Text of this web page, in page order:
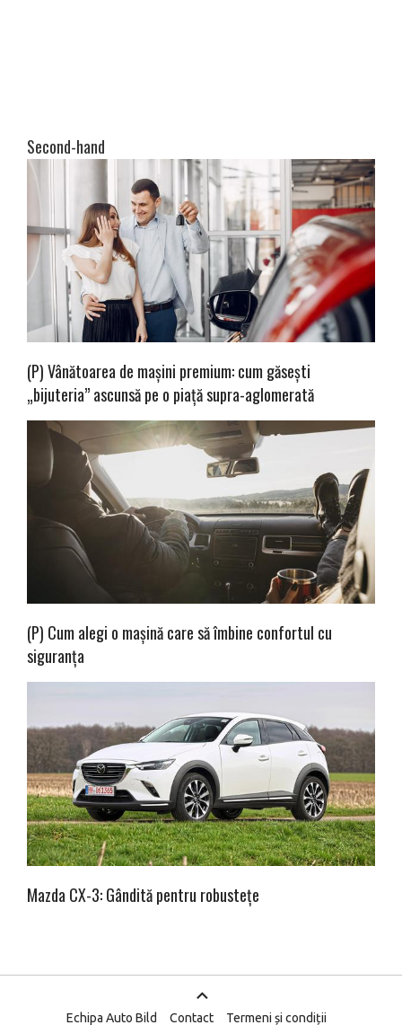
Second-hand
(P) Vânătoarea de mașini premium: cum găsești
„bijuteria” ascunsă pe o piață supra-aglomerată
(P) Cum alegi o mașină care să îmbine confortul cu
siguranța
Mazda CX-3: Gândită pentru robustețe
Echipa Auto Bild Contact Termeni și condiții